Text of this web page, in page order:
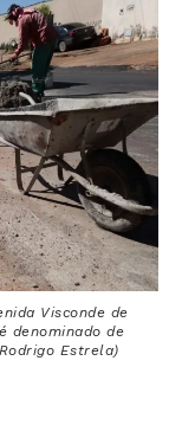
Visconde de
denominado de
Estrela)